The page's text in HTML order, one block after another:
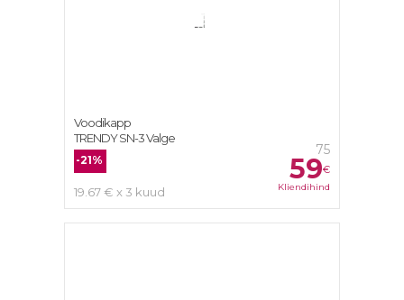
75
59€
Kliendihind
-21%
19.67 € x 3 kuud
Voodikapp
TRENDY SN-3 Valge